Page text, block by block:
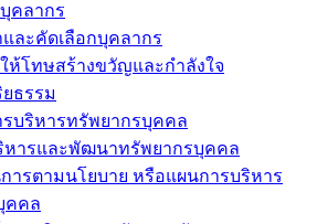
คลากร
ละคัดเลือกบุคลากร
ห้โทษสร้างขวัญและกำลังใจ
ธรรม
รบริหารทรัพยากรบุคคล
หารและพัฒนาทรัพยากรบุคคล
ารตามนโยบาย หรือแผนการบริหาร
คคล